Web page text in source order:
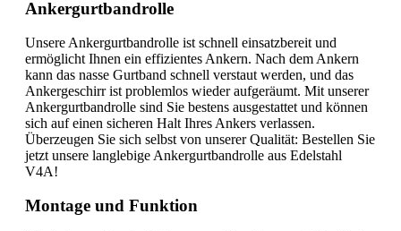
Ankergurtbandrolle
Unsere Ankergurtbandrolle ist schnell einsatzbereit und
ermöglicht Ihnen ein effizientes Ankern. Nach dem Ankern
kann das nasse Gurtband schnell verstaut werden, und das
Ankergeschirr ist problemlos wieder aufgeräumt. Mit unserer
Ankergurtbandrolle sind Sie bestens ausgestattet und können
sich auf einen sicheren Halt Ihres Ankers verlassen.
Überzeugen Sie sich selbst von unserer Qualität: Bestellen Sie
jetzt unsere langlebige Ankergurtbandrolle aus Edelstahl
V4A!
Montage und Funktion